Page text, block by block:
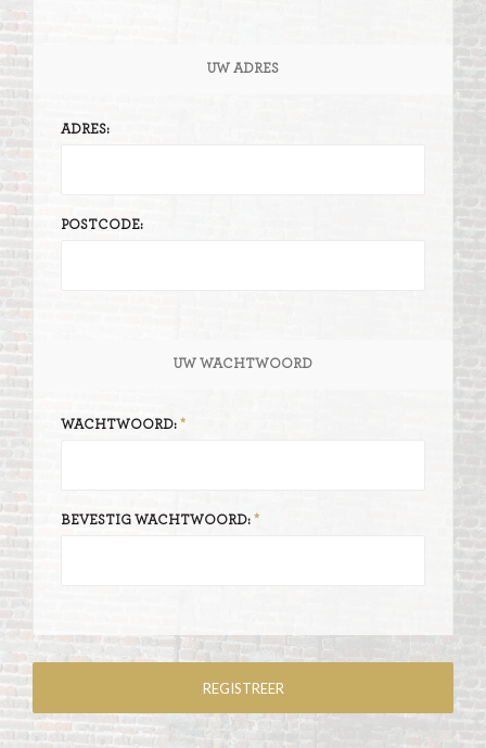
UW ADRES
ADRES:
POSTCODE:
UW WACHTWOORD
WACHTWOORD:
BEVESTIG WACHTWOORD: